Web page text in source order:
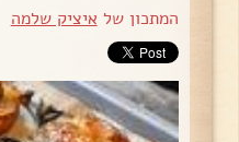
המתכון של איציק שלמה